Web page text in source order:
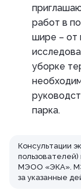
работ в
шире – от
уборке
парка.
Консультации
МЭОО «ЭКА».
за указанные